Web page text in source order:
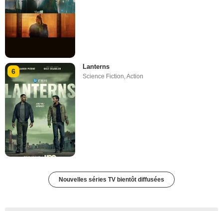
6
Lanterns
Science Fiction,Action
Nouvelles séries TV bientôt diffusées